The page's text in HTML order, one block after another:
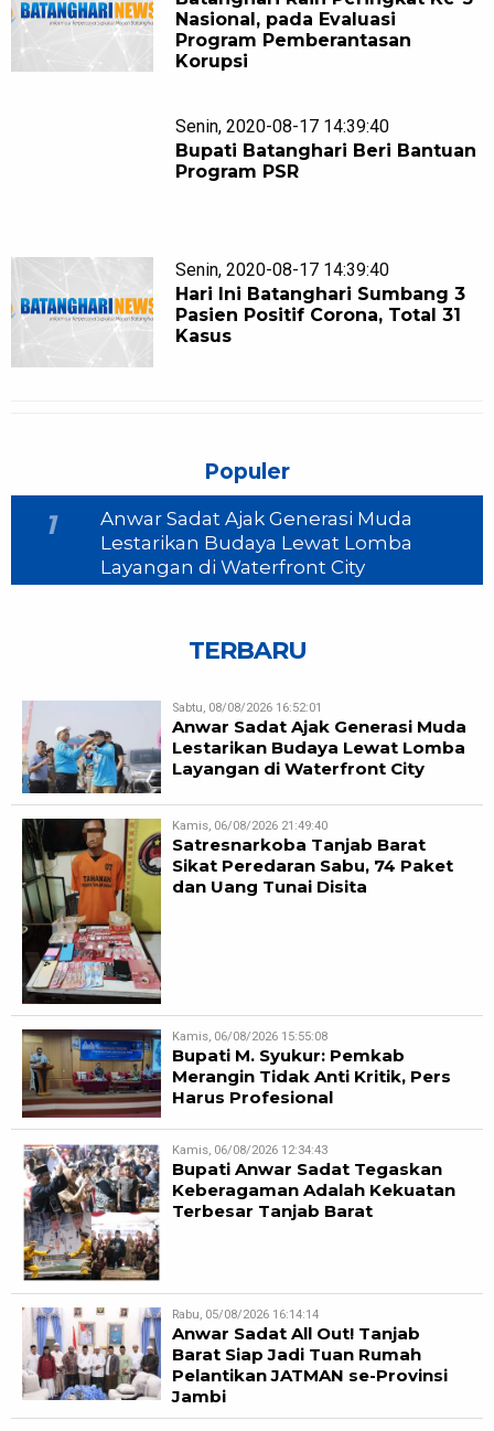
Nasional, pada Evaluasi
Program Pemberantasan
Korupsi
Senin, 2020-08-17 14:39:40
Bupati Batanghari Beri Bantuan
Program PSR
Senin, 2020-08-17 14:39:40
Hari Ini Batanghari Sumbang 3
Pasien Positif Corona, Total 31
Kasus
Populer
1
Anwar Sadat Ajak Generasi Muda
Lestarikan Budaya Lewat Lomba
Layangan di Waterfront City
TERBARU
Sabtu, 08/08/2026 16:52:01
Anwar Sadat Ajak Generasi Muda
Lestarikan Budaya Lewat Lomba
Layangan di Waterfront City
Kamis, 06/08/2026 21:49:40
Satresnarkoba Tanjab Barat
Sikat Peredaran Sabu, 74 Paket
dan Uang Tunai Disita
Kamis, 06/08/2026 15:55:08
Bupati M. Syukur: Pemkab
Merangin Tidak Anti Kritik, Pers
Harus Profesional
Kamis, 06/08/2026 12:34:43
Bupati Anwar Sadat Tegaskan
Keberagaman Adalah Kekuatan
Terbesar Tanjab Barat
Rabu, 05/08/2026 16:14:14
Anwar Sadat All Out! Tanjab
Barat Siap Jadi Tuan Rumah
Pelantikan JATMAN se-Provinsi
Jambi